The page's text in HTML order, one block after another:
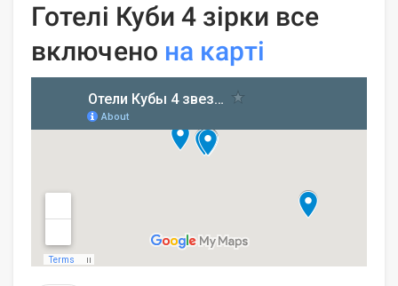
Готелі Куби 4 зірки все
включено на карті